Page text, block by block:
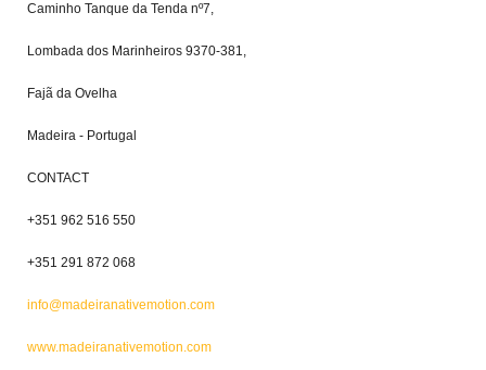
Caminho Tanque da Tenda nº7,
Lombada dos Marinheiros 9370-381,
Fajã da Ovelha
Madeira - Portugal
CONTACT
+351 962 516 550
+351 291 872 068
info@madeiranativemotion.com
www.madeiranativemotion.com